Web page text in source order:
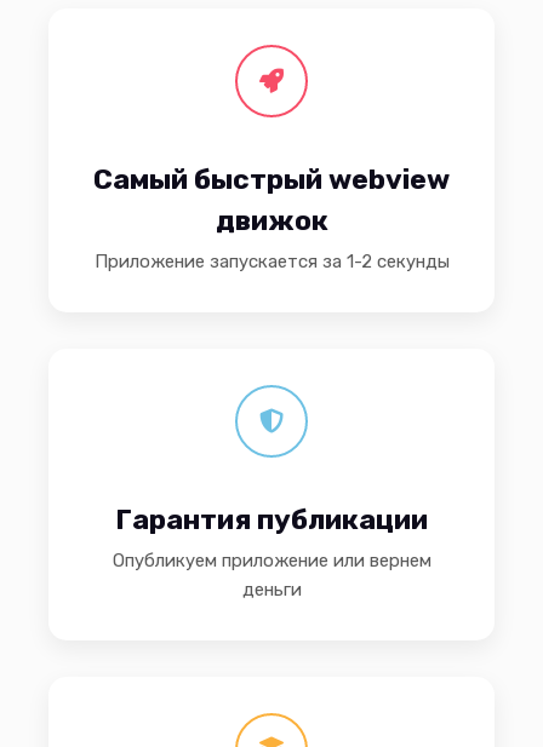
Самый быстрый webview
движок
Приложение запускается за 1-2 секунды
Гарантия публикации
Опубликуем приложение или вернем
деньги